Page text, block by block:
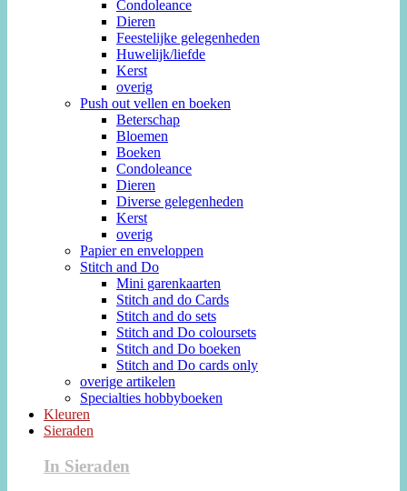
Condoleance
Dieren
Feestelijke gelegenheden
Huwelijk/liefde
Kerst
overig
Push out vellen en boeken
Beterschap
Bloemen
Boeken
Condoleance
Dieren
Diverse gelegenheden
Kerst
overig
Papier en enveloppen
Stitch and Do
Mini garenkaarten
Stitch and do Cards
Stitch and do sets
Stitch and Do coloursets
Stitch and Do boeken
Stitch and Do cards only
overige artikelen
Specialties hobbyboeken
Kleuren
Sieraden
In Sieraden